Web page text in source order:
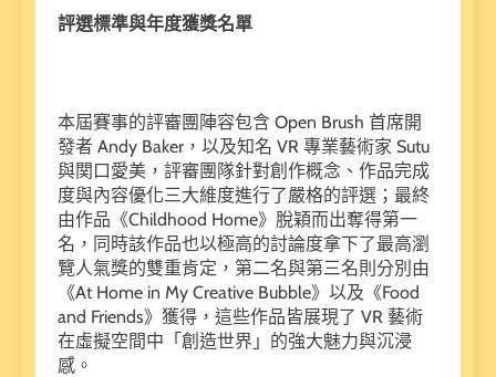
評選標準與年度獲獎名單
本屆賽事的評審團陣容包含 Open Brush 首席開
發者 Andy Baker，以及知名 VR 專業藝術家 Sutu
與関口愛美，評審團隊針對創作概念、作品完成
度與內容優化三大維度進行了嚴格的評選；最終
由作品《Childhood Home》脫穎而出奪得第一
名，同時該作品也以極高的討論度拿下了最高瀏
覽人氣獎的雙重肯定，第二名與第三名則分別由
《At Home in My Creative Bubble》以及《Food
and Friends》獲得，這些作品皆展現了 VR 藝術
在虛擬空間中「創造世界」的強大魅力與沉浸
感。